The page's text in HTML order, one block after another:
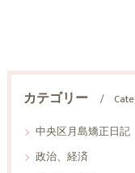
カテゴリー
中央区月島矯正日記
政治、経済